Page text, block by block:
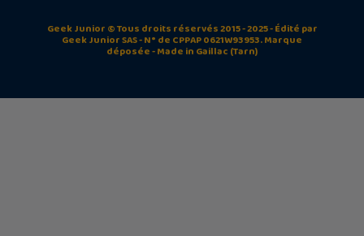
Geek Junior © Tous droits réservés 2015 - 2025 - Édité par
Geek Junior SAS - N° de CPPAP 0621W93953. Marque
déposée - Made in Gaillac (Tarn)